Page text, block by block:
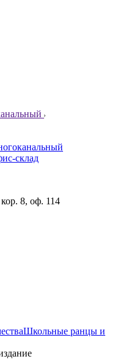
склад
8, оф. 114
Школьные ранцы и